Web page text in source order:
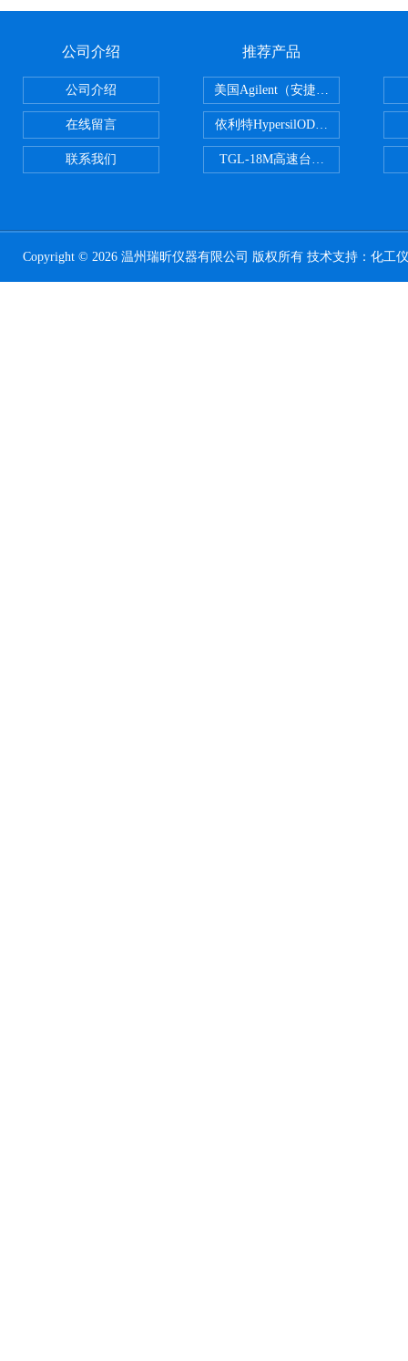
公司介绍
公司介绍
在线留言
联系我们
推荐产品
美国Agilent（安捷伦） PLOT色谱
依利特HypersilODS2/C18/C8/
TGL-18M高速台式冷冻离心机
Copyright © 2026 温州瑞昕仪器有限公司 版权所有 技术支持： 化工